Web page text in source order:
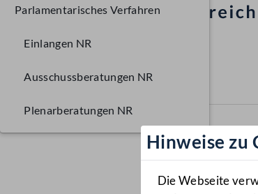
Hinweise zu
Die Webseite
Parlamentarisches Verfahren
Einlangen NR
Ausschussberatungen NR
Plenarberatungen NR